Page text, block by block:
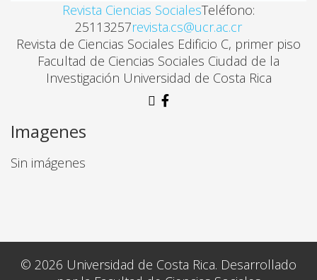
Revista Ciencias SocialesTeléfono:
25113257revista.cs@ucr.ac.cr
Revista de Ciencias Sociales Edificio C, primer piso
Facultad de Ciencias Sociales Ciudad de la
Investigación Universidad de Costa Rica
Imagenes
Sin imágenes
© 2026 Universidad de Costa Rica. Desarrollado